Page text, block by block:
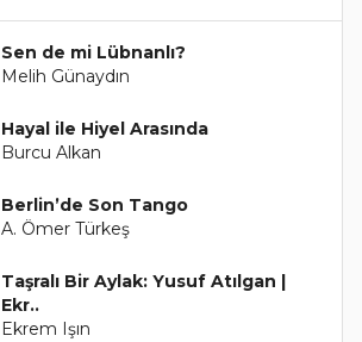
Sen de mi Lübnanlı?
Melih Günaydın
Hayal ile Hiyel Arasında
Burcu Alkan
Berlin’de Son Tango
A. Ömer Türkeş
Taşralı Bir Aylak: Yusuf Atılgan |
Ekr..
Ekrem Işın